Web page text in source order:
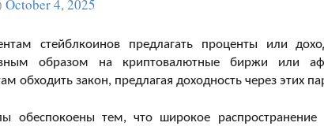
October 4, 2025
стейблкоинов предлагать проценты или
образом на криптовалютные биржи или
обходить закон, предлагая доходность через этих
обеспокоены тем, что широкое